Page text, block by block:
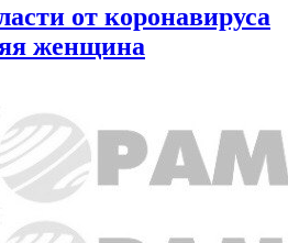
от коронавируса
женщина